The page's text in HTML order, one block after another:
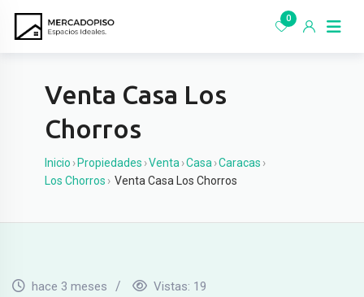
0
Venta Casa Los
Chorros
Inicio › Propiedades ›Venta ›Casa ›Caracas ›
Los Chorros › Venta Casa Los Chorros
hace 3 meses Vistas: 19